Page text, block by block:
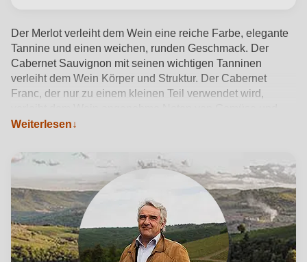
Der Merlot verleiht dem Wein eine reiche Farbe, elegante
Tannine und einen weichen, runden Geschmack. Der
Cabernet Sauvignon mit seinen wichtigen Tanninen
verleiht dem Wein Körper und Struktur. Der Cabernet
Franc, der nur zu einem kleinen Teil verwendet wird,
roten Früchte.
Weiterlesen